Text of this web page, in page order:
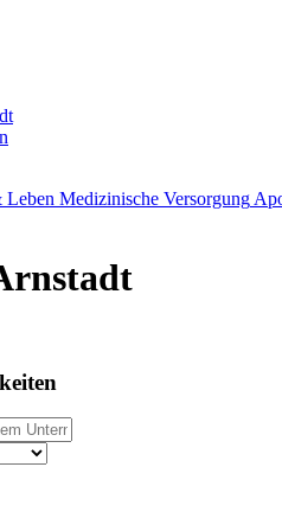
Medizinische Versorgung